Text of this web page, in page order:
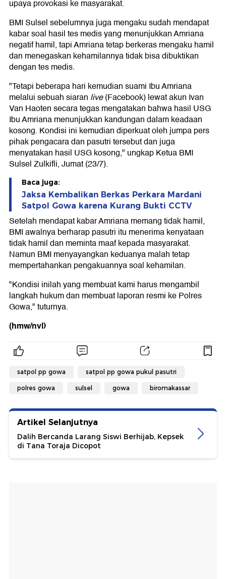
upaya provokasi ke masyarakat.
BMI Sulsel sebelumnya juga mengaku sudah mendapat
kabar soal hasil tes medis yang menunjukkan Amriana
negatif hamil, tapi Amriana tetap berkeras mengaku hamil
dan menegaskan kehamilannya tidak bisa dibuktikan
dengan tes medis.
"Tetapi beberapa hari kemudian suami Ibu Amriana
melalui sebuah siaran live(Facebook) lewat akun Ivan
Van Haoten secara tegas mengatakan bahwa hasil USG
Ibu Amriana menunjukkan kandungan dalam keadaan
kosong. Kondisi ini kemudian diperkuat oleh jumpa pers
pihak pengacara dan pasutri tersebut dan juga
menyatakan hasil USG kosong," ungkap Ketua BMI
Sulsel Zulkifli, Jumat (23/7).
Baca juga:
Jaksa Kembalikan Berkas Perkara Mardani
Satpol Gowa karena Kurang Bukti CCTV
Setelah mendapat kabar Amriana memang tidak hamil,
BMI awalnya berharap pasutri itu menerima kenyataan
tidak hamil dan meminta maaf kepada masyarakat.
Namun BMI menyayangkan keduanya malah tetap
mempertahankan pengakuannya soal kehamilan.
"Kondisi inilah yang membuat kami harus mengambil
langkah hukum dan membuat laporan resmi ke Polres
Gowa," tuturnya.
(hmw/nvl)
satpol pp gowa satpol pp gowa pukul pasutri
polres gowa sulsel gowa biromakassar
Artikel Selanjutnya
Dalih Bercanda Larang Siswi Berhijab, Kepsek
di Tana Toraja Dicopot